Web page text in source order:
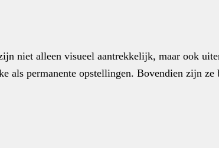
niet alleen visueel aantrekkelijk, maar ook
permanente opstellingen. Bovendien zijn ze